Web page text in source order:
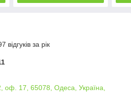
за рік
оф. 17, 65078, Одеса, Україна,